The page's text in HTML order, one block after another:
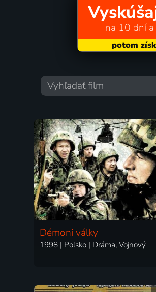
na 10 dní a
Démoni války
1998 | Poľsko | Dráma, Vojnový